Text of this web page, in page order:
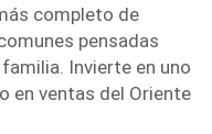
completo de
pensadas
Invierte en uno
en ventas del Oriente